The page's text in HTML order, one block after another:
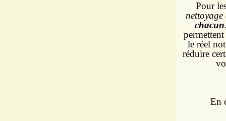
Pour
nettoyage
chacun
le réel
réduire
En